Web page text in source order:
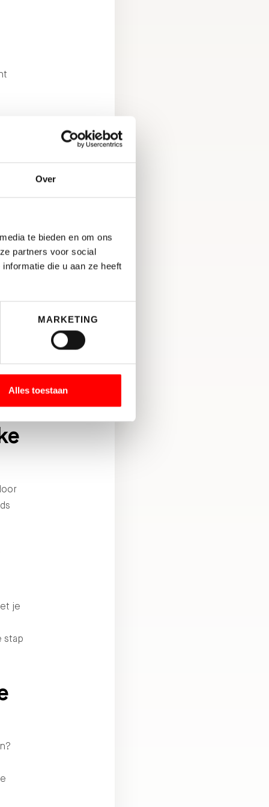
Over
te bieden en om ons
partners voor social
die u aan ze heeft
MARKETING
Alles toestaan
je
stap